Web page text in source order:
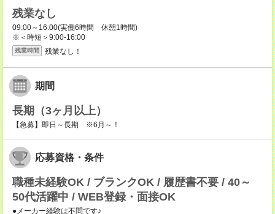
残業なし
09:00～16:00(実働6時間 休憩1時間)
※＜時短＞9:00-16:00
残業時間 残業なし！
期間
長期（3ヶ月以上）
【急募】即日～長期 ※6月～！
応募資格・条件
職種未経験OK / ブランクOK / 履歴書不要 / 40～
50代活躍中 / WEB登録・面接OK
●メーカー経験は不問です♪